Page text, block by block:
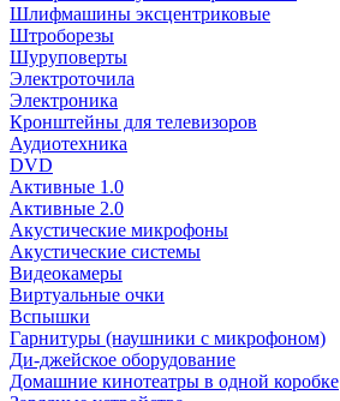
Шлифмашины эксцентриковые
Штроборезы
Шуруповерты
Электроточила
Электроника
Кронштейны для телевизоров
Аудиотехника
DVD
Активные 1.0
Активные 2.0
Акустические микрофоны
Акустические системы
Видеокамеры
Виртуальные очки
Вспышки
Гарнитуры (наушники с микрофоном)
Ди-джейское оборудование
Домашние кинотеатры в одной коробке